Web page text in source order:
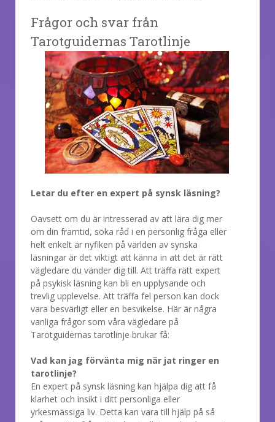
Frågor och svar från
Tarotguidernas Tarotlinje
Letar du efter en expert på synsk läsning?
Oavsett om du är intresserad av att lära dig mer
om din framtid, söka råd i en personlig fråga eller
helt enkelt är nyfiken på världen av synska
läsningar är det viktigt att känna in att det är rätt
vägledare du vänder dig till. Att träffa rätt expert
på psykisk läsning kan bli en upplysande och
trevlig upplevelse. Att träffa fel person kan dock
vara besvärligt eller en besvikelse. Här är några
vanliga frågor som våra vägledare på
Tarotguidernas tarotlinje brukar få:
Vad kan jag förvänta mig när jat ringer en
tarotlinje?
En expert på synsk läsning kan hjälpa dig att få
klarhet och insikt i ditt personliga eller
yrkesmässiga liv. Detta kan vara till hjälp på så